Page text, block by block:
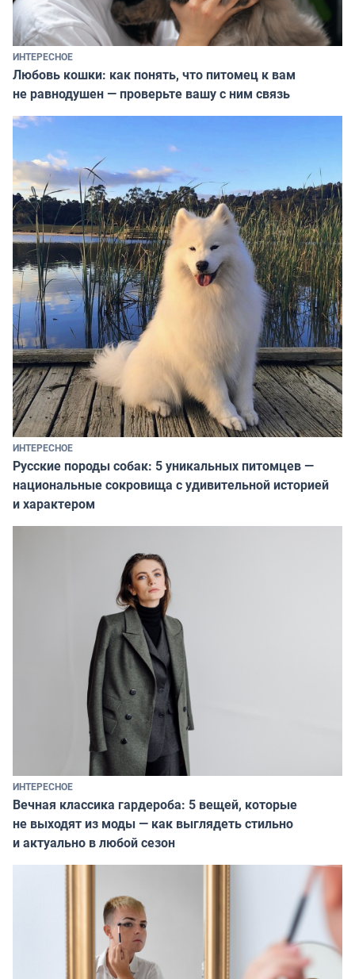
ИНТЕРЕСНОЕ
Любовь кошки: как понять, что питомец к вам
не равнодушен — проверьте вашу с ним связь
ИНТЕРЕСНОЕ
Русские породы собак: 5 уникальных питомцев —
национальные сокровища с удивительной историей
и характером
ИНТЕРЕСНОЕ
Вечная классика гардероба: 5 вещей, которые
не выходят из моды — как выглядеть стильно
и актуально в любой сезон